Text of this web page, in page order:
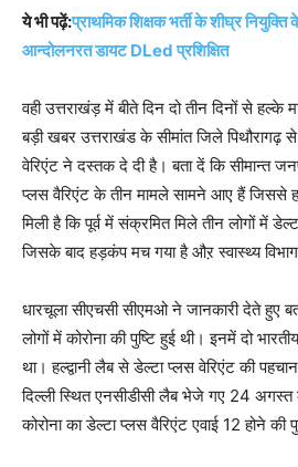
ये भी पढ़ें:प्राथमिक शिक्षक भर्ती के शीघ्र
आन्दोलनरत डायट DLed प्रशिक्षित
वही उत्तराखंड़ में बीते दिन दो तीन दिनों से हल्के
बड़ी खबर उत्तराखंड के सीमांत जिले पिथौरागढ़
वेरिएंट ने दस्तक दे दी है। बता दें कि सीमान्त
प्लस वैरिएंट के तीन मामले सामने आए हैं जिससे
मिली है कि पूर्व में संक्रमित मिले तीन लोगों में
जिसके बाद हड़कंप मच गया है औऱ स्वास्थ्य
धारचूला सीएचसी सीएमओ ने जानकारी देते हुए
लोगों में कोरोना की पुष्टि हुई थी। इनमें दो
था। हल्द्वानी लैब से डेल्टा प्लस वेरिएंट की
दिल्ली स्थित एनसीडीसी लैब भेजे गए 24 अगस्त
कोरोना का डेल्टा प्लस वैरिएंट एवाई 12 होने की